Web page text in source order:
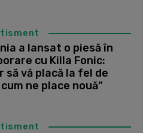
a lansat o piesă în
cu Killa Fonic:
să vă placă la fel de
ne place nouă”